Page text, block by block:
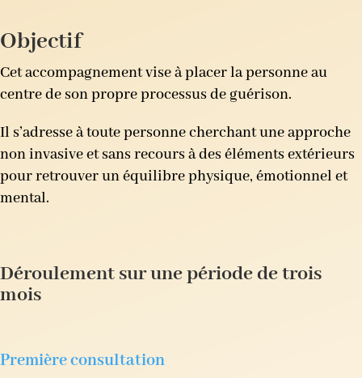
Objectif
Cet accompagnement vise à placer la personne au
centre de son propre processus de guérison.
Il s’adresse à toute personne cherchant une approche
non invasive et sans recours à des éléments extérieurs
pour retrouver un équilibre physique, émotionnel et
mental.
Déroulement sur une période de trois
mois
Première consultation